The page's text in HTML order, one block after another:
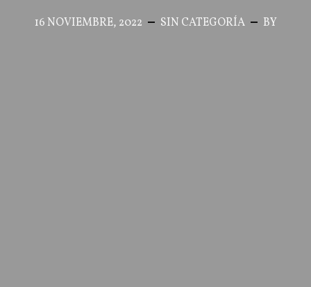
16 NOVIEMBRE, 2022 SIN CATEGORÍA BY